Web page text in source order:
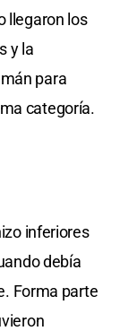
llegaron los
y la
para
categoría.
inferiores
debía
Forma parte